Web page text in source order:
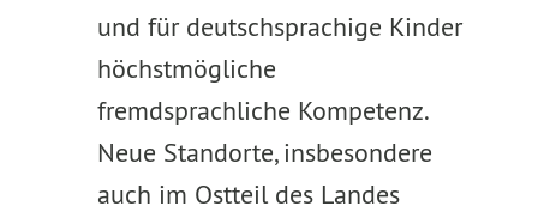
und für deutschsprachige Kinder
höchstmögliche
fremdsprachliche Kompetenz.
Neue Standorte, insbesondere
auch im Ostteil des Landes